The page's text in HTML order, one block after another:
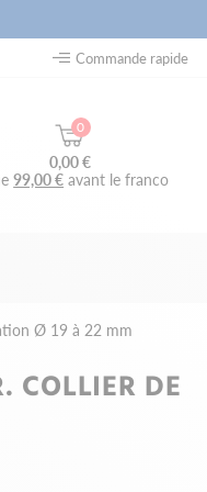
Commande rapide
0
0,00 €
99,00 € avant le franco
Ø 19 à 22 mm
COLLIER DE